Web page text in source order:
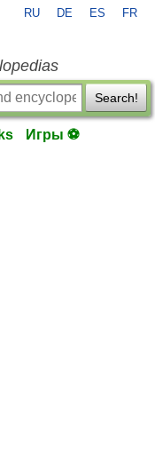
RU DE ES FR
Search!
Игры ⚽